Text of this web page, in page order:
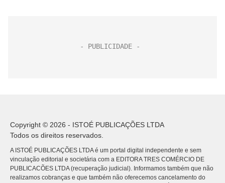
Copyright © 2026 - ISTOÉ PUBLICAÇÕES LTDA
Todos os direitos reservados.
A ISTOÉ PUBLICAÇÕES LTDA é um portal digital independente e sem
vinculação editorial e societária com a EDITORA TRES COMÉRCIO DE
PUBLICACÕES LTDA (recuperação judicial). Informamos também que não
realizamos cobranças e que também não oferecemos cancelamento do